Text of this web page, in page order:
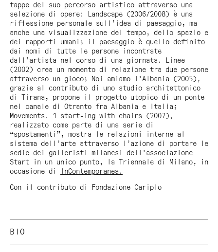
tappe del suo percorso artistico attraverso una
selezione di opere:
Landscape (2006/2008) è una
riflessione personale sull’idea di paesaggio, ma
anche una visualizzazione del tempo, dello spazio e
dei rapporti umani; il paesaggio è quello definito
dai nomi di tutte le persone incontrate
dall’artista nel corso di una giornata. Linee
(2002) crea un momento di relazione tra due persone
attraverso un gioco;
Noi amiamo l’Albania (2005),
grazie al contributo di uno studio architettonico
di Tirana, propone il progetto utopico di un ponte
nel canale di Otranto fra Albania e Italia;
Movements. 1 start-ing with chairs (2007),
realizzato come parte di una serie di
“spostamenti”, mostra le relazioni interne al
sistema dell’arte attraverso l’azione di portare le
sedie dei galleristi milanesi dell’associazione
Start in un unico punto, la Triennale di Milano, in
occasione di
InContemporanea.
Con il contributo di Fondazione Cariplo
BIO